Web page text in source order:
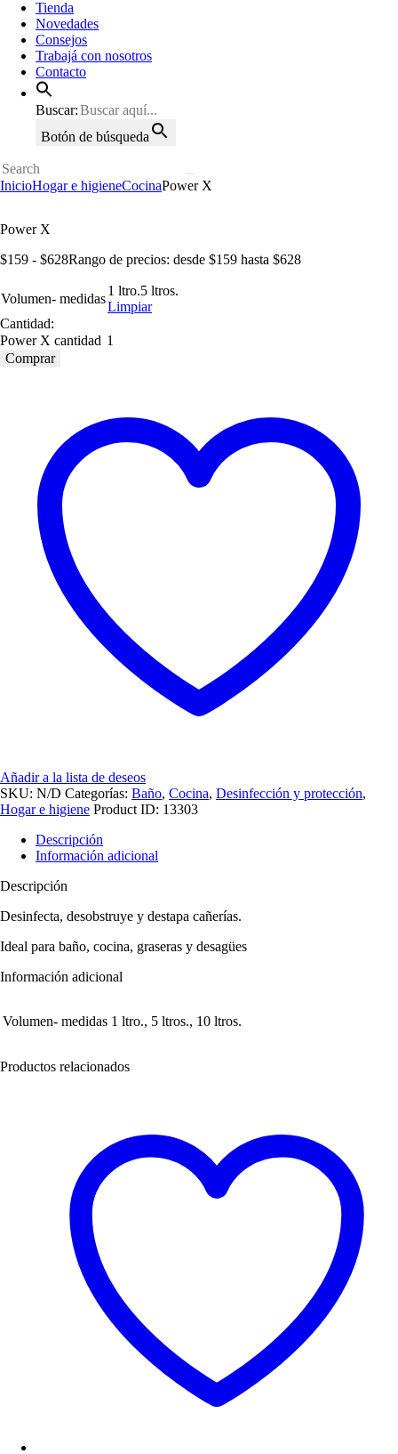
Tienda
Novedades
Consejos
Trabajá con nosotros
Contacto
Buscar:
Botón de búsqueda
InicioHogar e higieneCocinaPower X
Power X
$159 - $628Rango de precios: desde $159 hasta $628
Volumen- medidas
1 ltro.5 ltros.
Limpiar
Cantidad:
Power X cantidad
Comprar
Añadir a la lista de deseos
SKU: N/D Categorías: Baño, Cocina, Desinfección y protección,
Hogar e higiene Product ID: 13303
Descripción
Información adicional
Descripción
Desinfecta, desobstruye y destapa cañerías.
Ideal para baño, cocina, graseras y desagües
Información adicional
Volumen- medidas 1 ltro., 5 ltros., 10 ltros.
Productos relacionados